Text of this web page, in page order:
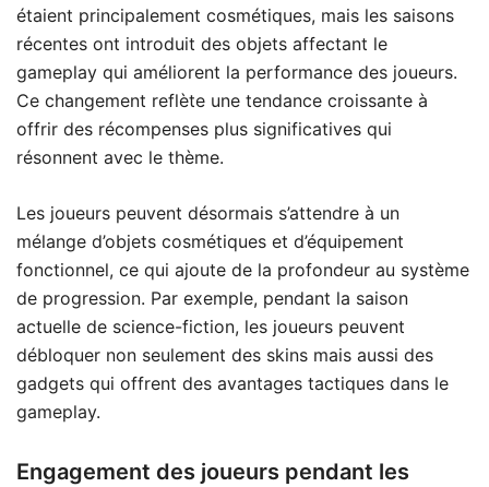
étaient principalement cosmétiques, mais les saisons
récentes ont introduit des objets affectant le
gameplay qui améliorent la performance des joueurs.
Ce changement reflète une tendance croissante à
offrir des récompenses plus significatives qui
résonnent avec le thème.
Les joueurs peuvent désormais s’attendre à un
mélange d’objets cosmétiques et d’équipement
fonctionnel, ce qui ajoute de la profondeur au système
de progression. Par exemple, pendant la saison
actuelle de science-fiction, les joueurs peuvent
débloquer non seulement des skins mais aussi des
gadgets qui offrent des avantages tactiques dans le
gameplay.
Engagement des joueurs pendant les